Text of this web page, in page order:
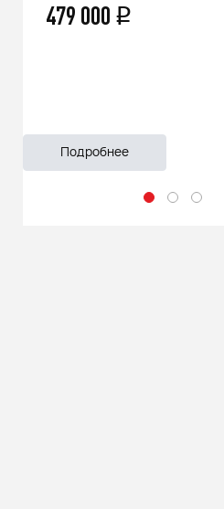
66 500q
Подробнее